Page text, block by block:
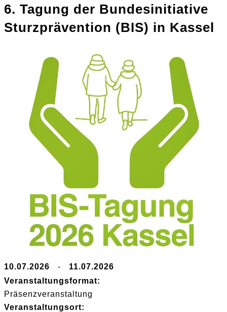
6. Tagung der Bundesinitiative
Sturzprävention (BIS) in Kassel
10.07.2026 -
11.07.2026
Veranstaltungsformat:
Präsenzveranstaltung
Veranstaltungsort: